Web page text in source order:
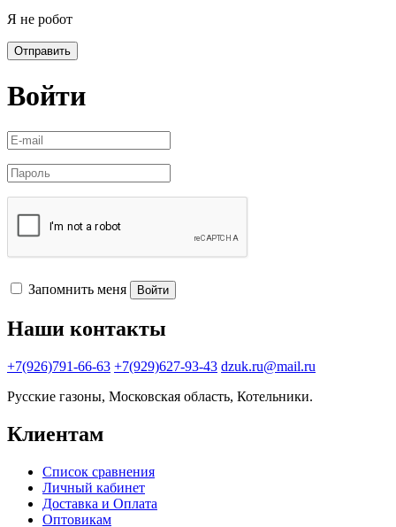
Я не робот
Отправить
Войти
Запомнить меня Войти
Наши контакты
+7(926)791-66-63 +7(929)627-93-43 dzuk.ru@mail.ru
Русские газоны, Московская область, Котельники.
Клиентам
Список сравнения
Личный кабинет
Доставка и Оплата
Оптовикам